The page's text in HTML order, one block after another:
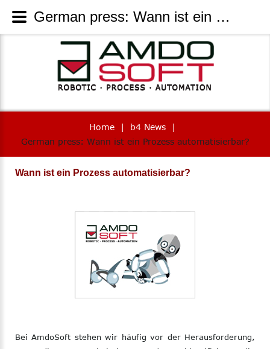
Home | b4 News
|
German press: Wann ist ein Prozess automatisierbar?
Wann ist ein Prozess automatisierbar?
Bei AmdoSoft stehen wir häufig vor der Herausforderung,
German press: Wann ist ein Prozess automatisierbar? - AmdoSoft Systems